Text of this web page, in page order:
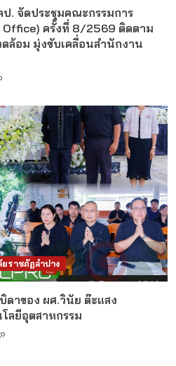
. จัดประชุมคณะกรรมการ
Office) ครั้งที่ 8/2569 ติดตาม
ล้อม มุ่งขับเคลื่อนสำนักงาน
ราชภัฏลำปาง
าของ ผศ.วินัย ต๊ะแสง
ลยีอุตสาหกรรม